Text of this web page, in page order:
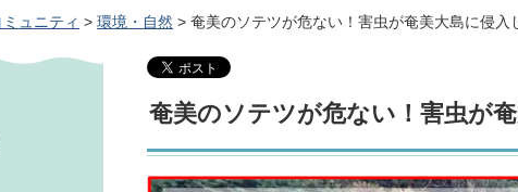
ュニティ > 環境・自然 > 奄美のソテツが危ない！害虫が奄美大島に侵入
奄美のソテツが危ない！害虫が